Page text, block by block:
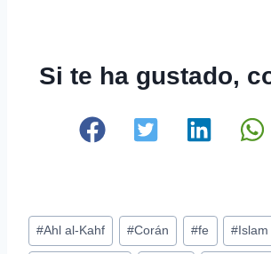
Si te ha gustado,
Etiquetas
de
#Ahl al-Kahf #Corán #fe # Islam